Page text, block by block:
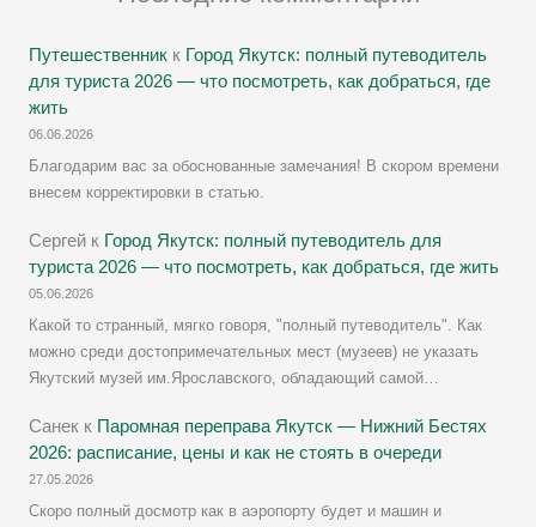
Путешественник к Город Якутск: полный путеводитель
для туриста 2026 — что посмотреть, как добраться, где
жить
06.06.2026
Благодарим вас за обоснованные замечания! В скором времени
внесем корректировки в статью.
Сергей к Город Якутск: полный путеводитель для
туриста 2026 — что посмотреть, как добраться, где жить
05.06.2026
Какой то странный, мягко говоря, "полный путеводитель". Как
можно среди достопримечательных мест (музеев) не указать
Якутский музей им.Ярославского, обладающий самой…
Санек к Паромная переправа Якутск — Нижний Бестях
2026: расписание, цены и как не стоять в очереди
27.05.2026
Скоро полный досмотр как в аэропорту будет и машин и